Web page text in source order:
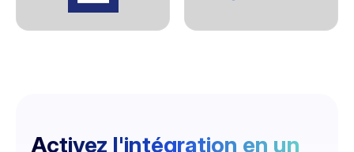
Activez l'intégration en un